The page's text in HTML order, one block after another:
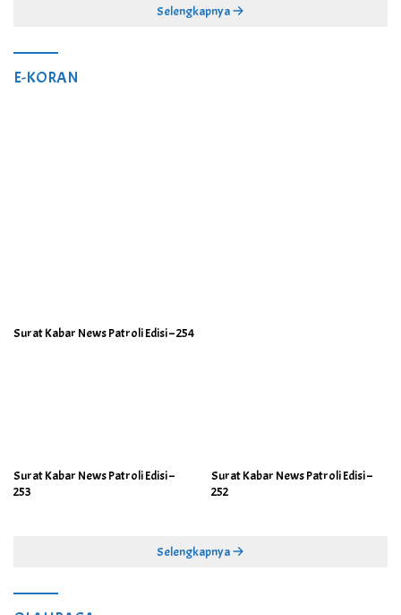
Selengkapnya
E-KORAN
Surat Kabar News Patroli Edisi – 254
Surat Kabar News Patroli Edisi –
253
Surat Kabar News Patroli Edisi –
252
Selengkapnya